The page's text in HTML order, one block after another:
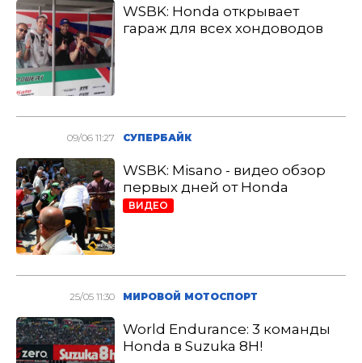
WSBK: Honda открывает
гараж для всех хондоводов
09/06 11:27 СУПЕРБАЙК
WSBK: Misano - видео обзор
первых дней от Honda
ВИДЕО
25/05 11:30 МИРОВОЙ МОТОСПОРТ
World Endurance: 3 команды
Honda в Suzuka 8H!